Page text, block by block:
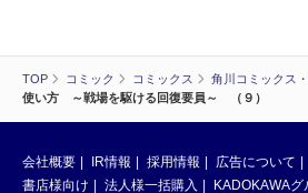
TOP コミック コミックス 角川コミックス
使い方 ～戦場を駆ける回復要員～ （９）
会社概要 IR情報 採用情報 広告について
書店様向け
法人様一括購入 KADOKAWAグ